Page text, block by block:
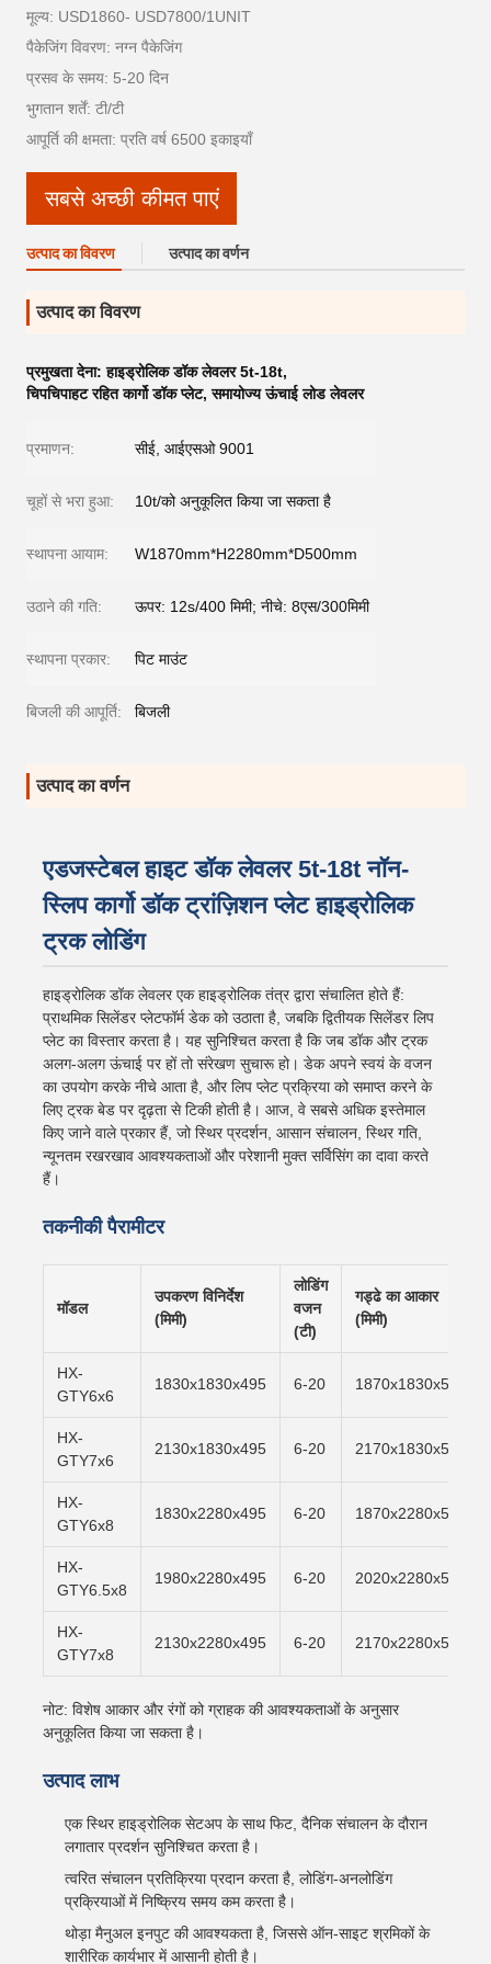
मूल्य: USD1860- USD7800/1UNIT
पैकेजिंग विवरण: नग्न पैकेजिंग
प्रसव के समय: 5-20 दिन
भुगतान शर्तें: टी/टी
आपूर्ति की क्षमता: प्रति वर्ष 6500 इकाइयाँ
सबसे अच्छी कीमत पाएं
उत्पाद का विवरण उत्पाद का वर्णन
उत्पाद का विवरण
प्रमुखता देना:हाइड्रोलिक डॉक लेवलर 5t-18t,
चिपचिपाहट रहित कार्गो डॉक प्लेट,समायोज्य ऊंचाई लोड लेवलर
प्रमाणन: सीई, आईएसओ 9001
चूहों से भरा हुआ: 10t/को अनुकूलित किया जा सकता है
स्थापना आयाम: W1870mm*H2280mm*D500mm
उठाने की गति: ऊपर: 12s/400 मिमी; नीचे: 8एस/300मिमी
स्थापना प्रकार: पिट माउंट
बिजली की आपूर्ति: बिजली
उत्पाद का वर्णन
एडजस्टेबल हाइट डॉक लेवलर 5t-18t नॉन-
स्लिप कार्गो डॉक ट्रांज़िशन प्लेट हाइड्रोलिक
ट्रक लोडिंग
हाइड्रोलिक डॉक लेवलर एक हाइड्रोलिक तंत्र द्वारा संचालित होते हैं:
प्राथमिक सिलेंडर प्लेटफॉर्म डेक को उठाता है, जबकि द्वितीयक सिलेंडर लिप
प्लेट का विस्तार करता है। यह सुनिश्चित करता है कि जब डॉक और ट्रक
अलग-अलग ऊंचाई पर हों तो संरेखण सुचारू हो। डेक अपने स्वयं के वजन
का उपयोग करके नीचे आता है, और लिप प्लेट प्रक्रिया को समाप्त करने के
लिए ट्रक बेड पर दृढ़ता से टिकी होती है। आज, वे सबसे अधिक इस्तेमाल
किए जाने वाले प्रकार हैं, जो स्थिर प्रदर्शन, आसान संचालन, स्थिर गति,
न्यूनतम रखरखाव आवश्यकताओं और परेशानी मुक्त सर्विसिंग का दावा करते
हैं।
तकनीकी पैरामीटर
मॉडल
उपकरण विनिर्देश
(मिमी)
लोडिंग
वजन
(टी)
गड्ढे का आकार
(मिमी)
HX-
GTY6x6
1830x1830x495 6-20 1870x1830x500
HX-
GTY7x6
2130x1830x495 6-20 2170x1830x500
HX-
GTY6x8
1830x2280x495 6-20 1870x2280x500
HX-
GTY6.5x8
1980x2280x495 6-20 2020x2280x500
HX-
GTY7x8
2130x2280x495 6-20 2170x2280x500
नोट: विशेष आकार और रंगों को ग्राहक की आवश्यकताओं के अनुसार
अनुकूलित किया जा सकता है।
उत्पाद लाभ
एक स्थिर हाइड्रोलिक सेटअप के साथ फिट, दैनिक संचालन के दौरान
लगातार प्रदर्शन सुनिश्चित करता है।
त्वरित संचालन प्रतिक्रिया प्रदान करता है, लोडिंग-अनलोडिंग
प्रक्रियाओं में निष्क्रिय समय कम करता है।
थोड़ा मैनुअल इनपुट की आवश्यकता है, जिससे ऑन-साइट श्रमिकों के
शारीरिक कार्यभार में आसानी होती है।